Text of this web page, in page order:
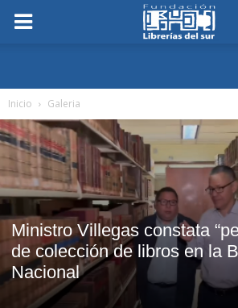
Inicio Galeria
Ministro Villegas constata
de colección de libros en la
Nacional